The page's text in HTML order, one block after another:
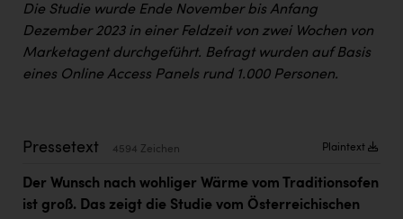
Karin Liedl
KIWI Kinderwunsch Institut Dr. Loimer
Kleider Bauer
Kremsmüller Anlagenbau GmbH
Maximarkt
Die Studie wurde Ende November bis Anfang
Dezember 2023 in einer Feldzeit von zwei Wochen von
Marketagent durchgeführt. Befragt wurden auf Basis
eines Online Access Panels rund 1.000 Personen.
Pressetext 4594 Zeichen Plaintext
Der Wunsch nach wohliger Wärme vom Traditionsofen
ist groß. Das zeigt die Studie vom Österreichischen